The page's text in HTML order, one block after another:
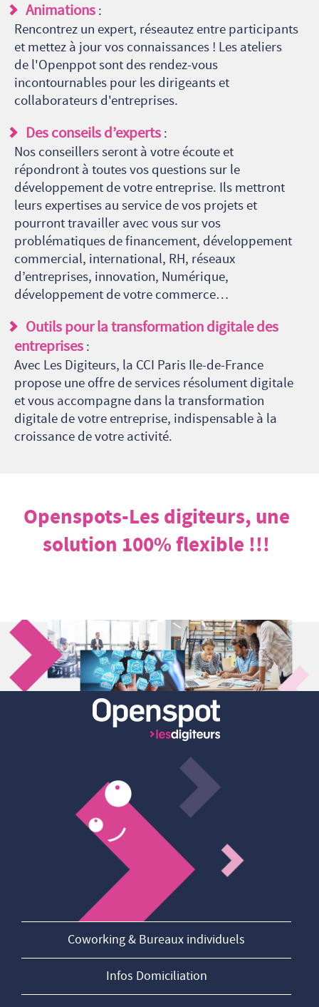
Animations :
Rencontrez un expert, réseautez entre participants
et mettez à jour vos connaissances ! Les ateliers
de l'Openppot sont des rendez-vous
incontournables pour les dirigeants et
collaborateurs d'entreprises.
Des conseils d’experts :
Nos conseillers seront à votre écoute et
répondront à toutes vos questions sur le
développement de votre entreprise. Ils mettront
leurs expertises au service de vos projets et
pourront travailler avec vous sur vos
problématiques de financement, développement
commercial, international, RH, réseaux
d’entreprises, innovation, Numérique,
développement de votre commerce…
Outils pour la transformation digitale des
entreprises :
Avec Les Digiteurs, la CCI Paris Ile-de-France
propose une offre de services résolument digitale
et vous accompagne dans la transformation
digitale de votre entreprise, indispensable à la
croissance de votre activité.
Openspots-Les digiteurs, une
solution 100% flexible !!!
Coworking & Bureaux individuels
Infos Domiciliation